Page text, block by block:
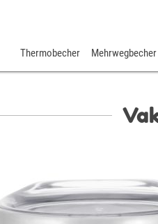
Thermobecher Mehrwegbecher